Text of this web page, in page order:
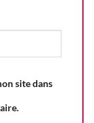
site dans